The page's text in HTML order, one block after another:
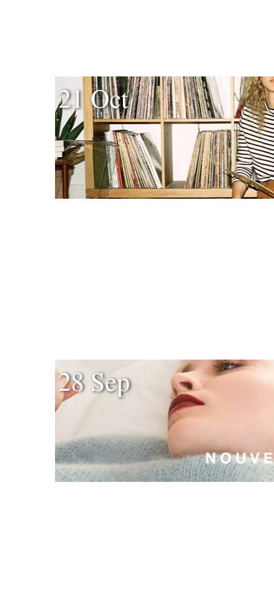
21 Oct
28 Sep